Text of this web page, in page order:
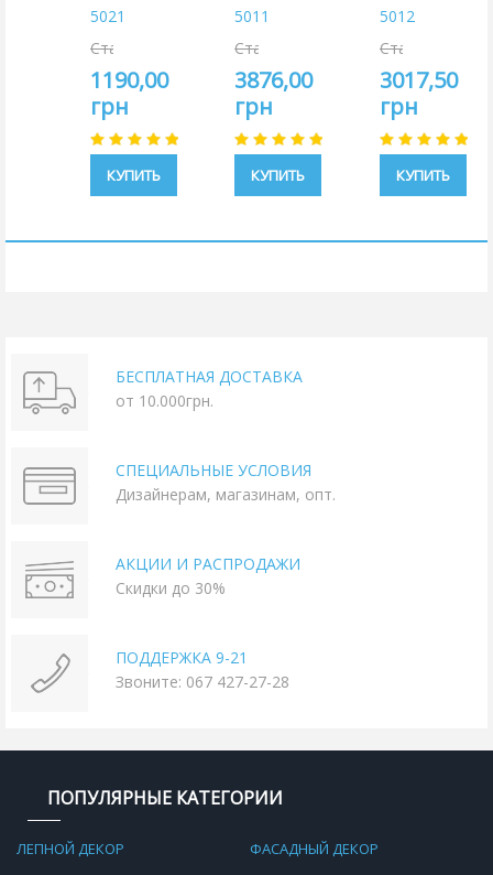
5021
Старая
цена:
1400,00
грн
1190,00
грн
КУПИТЬ
5011
Старая
цена:
4560,00
грн
3876,00
грн
КУПИТЬ
5012
Старая
цена:
3550,00
грн
3017,50
грн
КУПИТЬ
БЕСПЛАТНАЯ ДОСТАВКА
от 10.000грн.
СПЕЦИАЛЬНЫЕ УСЛОВИЯ
Дизайнерам, магазинам, опт.
АКЦИИ И РАСПРОДАЖИ
Скидки до 30%
ПОДДЕРЖКА 9-21
Звоните: 067 427-27-28
ПОПУЛЯРНЫЕ КАТЕГОРИИ
ЛЕПНОЙ ДЕКОР
ФАСАДНЫЙ ДЕКОР